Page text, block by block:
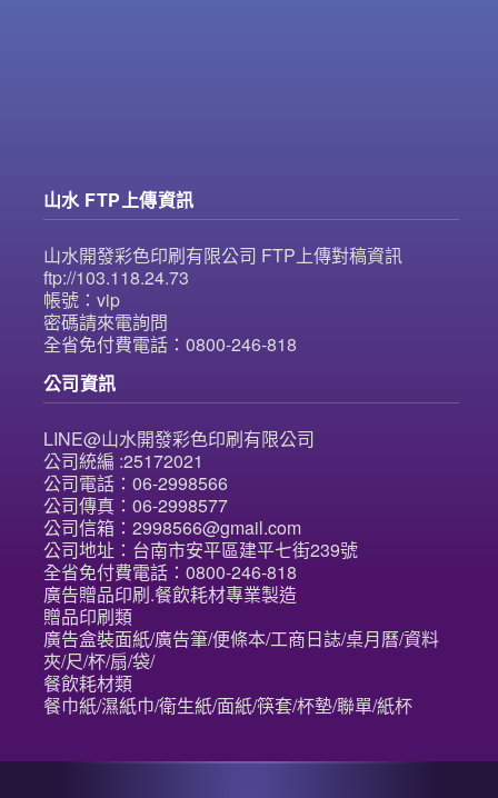
山水 FTP上傳資訊
山水開發彩色印刷有限公司 FTP上傳對稿資訊
ftp://103.118.24.73
帳號：vip
密碼請來電詢問
全省免付費電話：0800-246-818
公司資訊
LINE@山水開發彩色印刷有限公司
公司統編 :25172021
公司電話：06-2998566
公司傳真：06-2998577
公司信箱：2998566@gmail.com
公司地址：台南市安平區建平七街239號
全省免付費電話：0800-246-818
廣告贈品印刷.餐飲耗材專業製造
贈品印刷類
廣告盒裝面紙/廣告筆/便條本/工商日誌/桌月曆/資料
夾/尺/杯/扇/袋/
餐飲耗材類
餐巾紙/濕紙巾/衛生紙/面紙/筷套/杯墊/聯單/紙杯